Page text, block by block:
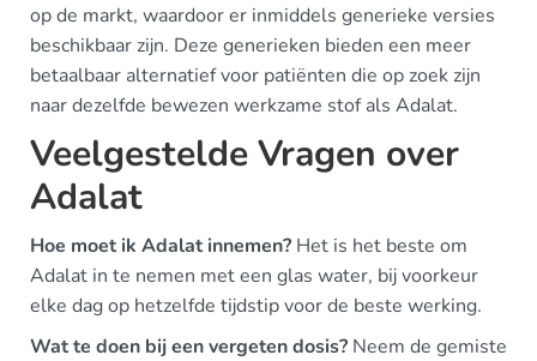
op de markt, waardoor er inmiddels generieke versies
beschikbaar zijn. Deze generieken bieden een meer
betaalbaar alternatief voor patiënten die op zoek zijn
naar dezelfde bewezen werkzame stof als Adalat.
Veelgestelde Vragen over
Adalat
Hoe moet ik Adalat innemen? Het is het beste om
Adalat in te nemen met een glas water, bij voorkeur
elke dag op hetzelfde tijdstip voor de beste werking.
Wat te doen bij een vergeten dosis? Neem de gemiste